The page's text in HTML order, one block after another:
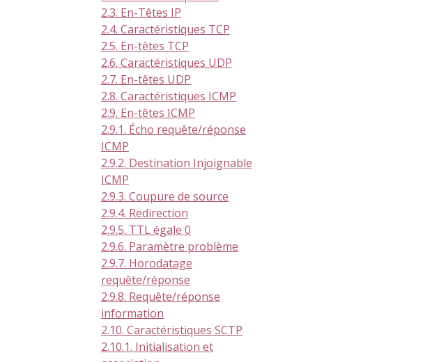
2.3. En-Têtes IP
2.4. Caractéristiques TCP
2.5. En-têtes TCP
2.6. Caractéristiques UDP
2.7. En-têtes UDP
2.8. Caractéristiques ICMP
2.9. En-têtes ICMP
2.9.1. Écho requête/réponse
ICMP
2.9.2. Destination Injoignable
ICMP
2.9.3. Coupure de source
2.9.4. Redirection
2.9.5. TTL égale 0
2.9.6. Paramètre problème
2.9.7. Horodatage
requête/réponse
2.9.8. Requête/réponse
information
2.10. Caractéristiques SCTP
2.10.1. Initialisation et